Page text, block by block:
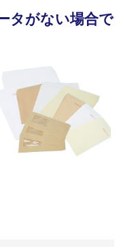
タがない場合で